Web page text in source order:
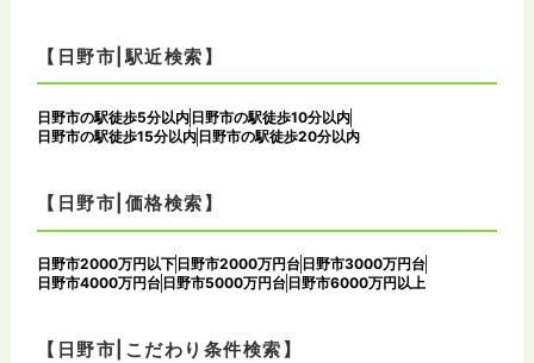
【日野市|駅近検索】
日野市の駅徒歩5分以内日野市の駅徒歩10分以内
日野市の駅徒歩15分以内日野市の駅徒歩20分以内
【日野市|価格検索】
日野市2000万円以下 日野市2000万円台 日野市3000万円台
日野市4000万円台 日野市5000万円台 日野市6000万円以上
【日野市|こだわり条件検索】